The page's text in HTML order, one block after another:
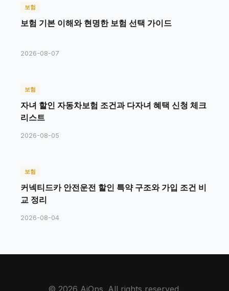
보험
보험 기본 이해와 현명한 보험 선택 가이드
2026-08-07
보험
자녀 할인 자동차보험 조건과 다자녀 혜택 신청 체크
리스트
2026-08-05
보험
커넥티드카 안전운전 할인 특약 구조와 가입 조건 비
교 정리
2026-08-04